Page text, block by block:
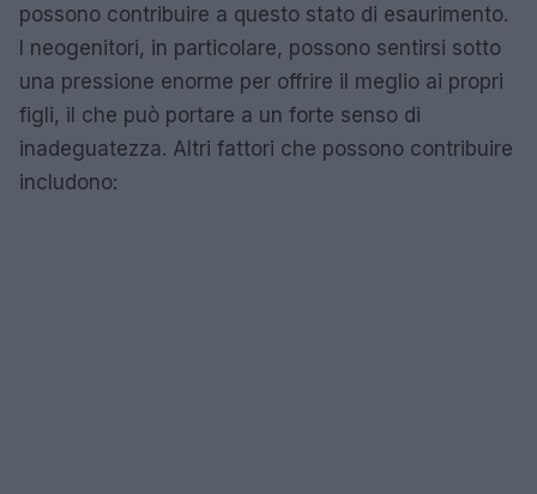
possono contribuire a questo stato di esaurimento.
I neogenitori, in particolare, possono sentirsi sotto
una pressione enorme per offrire il meglio ai propri
figli, il che può portare a un forte senso di
inadeguatezza. Altri fattori che possono contribuire
includono: